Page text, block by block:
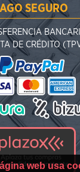
SEGURO
DE CRÉDITO
web usa